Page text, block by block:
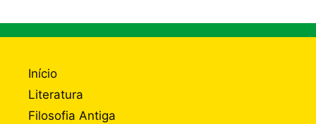
Início
Literatura
Filosofia Antiga